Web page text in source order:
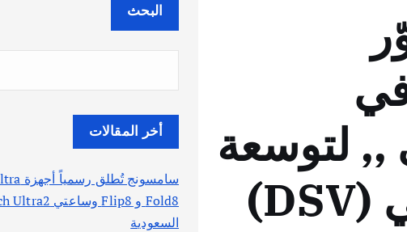
,, لتوسعة
عمليات شركة دي أس ڤي (DSV)
البحث
أخر المقالات
السعودية